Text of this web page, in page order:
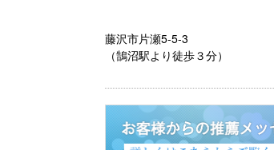
藤沢市片瀬5-5-3
（鵠沼駅より徒歩３分）